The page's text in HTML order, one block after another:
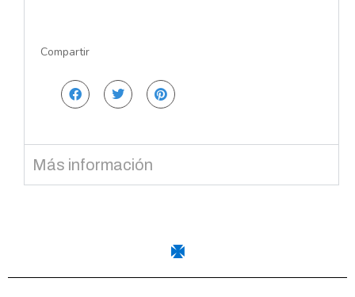
Compartir
Más información